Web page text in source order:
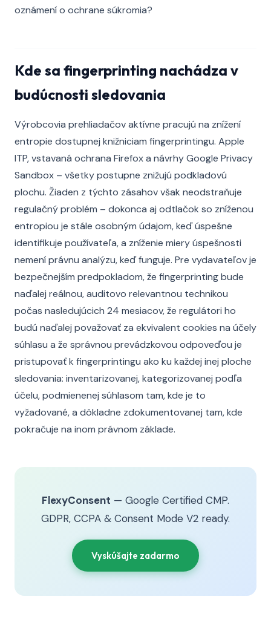
oznámení o ochrane súkromia?
Kde sa fingerprinting nachádza v
budúcnosti sledovania
Výrobcovia prehliadačov aktívne pracujú na znížení
entropie dostupnej knižniciam fingerprintingu. Apple
ITP, vstavaná ochrana Firefox a návrhy Google Privacy
Sandbox – všetky postupne znižujú podkladovú
plochu. Žiaden z týchto zásahov však neodstraňuje
regulačný problém – dokonca aj odtlačok so zníženou
entropiou je stále osobným údajom, keď úspešne
identifikuje používateľa, a zníženie miery úspešnosti
nemení právnu analýzu, keď funguje. Pre vydavateľov je
bezpečnejším predpokladom, že fingerprinting bude
naďalej reálnou, auditovo relevantnou technikou
počas nasledujúcich 24 mesiacov, že regulátori ho
budú naďalej považovať za ekvivalent cookies na účely
súhlasu a že správnou prevádzkovou odpoveďou je
pristupovať k fingerprintingu ako ku každej inej ploche
sledovania: inventarizovanej, kategorizovanej podľa
účelu, podmienenej súhlasom tam, kde je to
vyžadované, a dôkladne zdokumentovanej tam, kde
pokračuje na inom právnom základe.
FlexyConsent — Google Certified CMP.
GDPR, CCPA & Consent Mode V2 ready.
Vyskúšajte zadarmo